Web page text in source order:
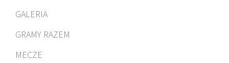
GALERIA
GRAMY RAZEM
MECZE